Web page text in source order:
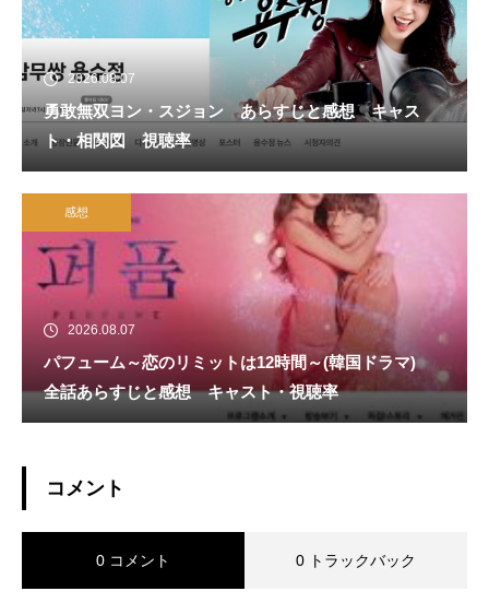
2026.08.07
勇敢無双ヨン・スジョン あらすじと感想 キャス
ト・相関図 視聴率
感想
2026.08.07
パフューム～恋のリミットは12時間～(韓国ドラマ)
全話あらすじと感想 キャスト・視聴率
コメント
0 コメント 0 トラックバック